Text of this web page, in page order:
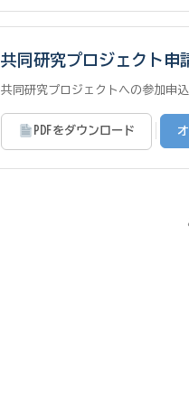
共同研究プロジェクト申
共同研究プロジェクトへの参加申込
PDFをダウンロード